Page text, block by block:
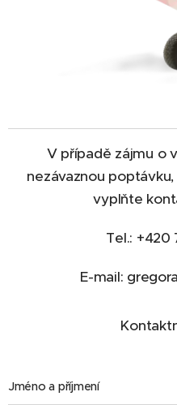
V případě zájmu o
nezávaznou
vyplňte
Tel.: +420
E-mail:
Jméno a příjmení